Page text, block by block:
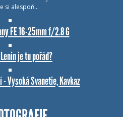
si alespoň…
FE 16-25mm f/2.8 G
je tu pořád?
Vysoká Svanetie, Kavkaz